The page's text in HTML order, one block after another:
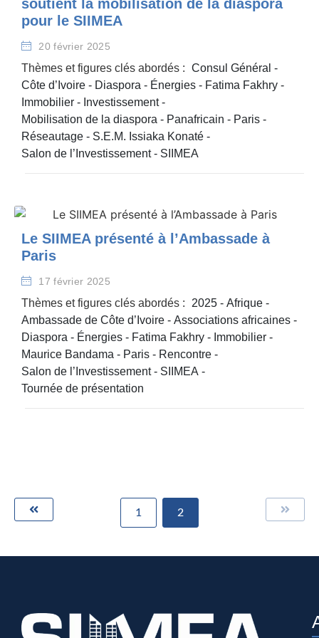
soutient la mobilisation de la diaspora
pour le SIIMEA
20 février 2025
Thèmes et figures clés abordés : Consul Général -
Côte d’Ivoire - Diaspora - Énergies - Fatima Fakhry -
Immobilier - Investissement-
Mobilisation de la diaspora - Panafricain - Paris -
Réseautage - S.E.M. Issiaka Konaté -
Salon de l’Investissement- SIIMEA
Le SIIMEA présenté à l’Ambassade à
Paris
17 février 2025
Thèmes et figures clés abordés : 2025 - Afrique -
Ambassade de Côte d’Ivoire - Associations africaines -
Diaspora - Énergies - Fatima Fakhry - Immobilier -
Maurice Bandama - Paris - Rencontre -
Salon de l’Investissement- SIIMEA -
Tournée de présentation
1 2